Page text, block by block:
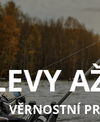
VĚRNOSTNÍ